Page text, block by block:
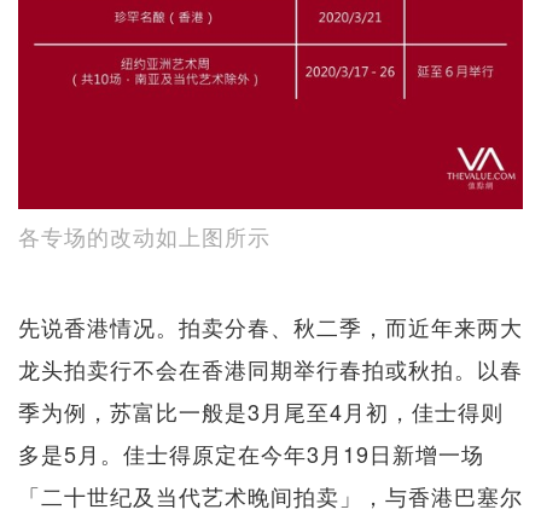
各专场的改动如上图所示
先说香港情况。拍卖分春、秋二季，而近年来两大
龙头拍卖行不会在香港同期举行春拍或秋拍。以春
季为例，苏富比一般是3月尾至4月初，佳士得则
多是5月。佳士得原定在今年3月19日新增一场
「二十世纪及当代艺术晚间拍卖」，与香港巴塞尔